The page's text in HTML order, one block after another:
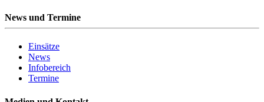
News und Termine
Einsätze
News
Infobereich
Termine